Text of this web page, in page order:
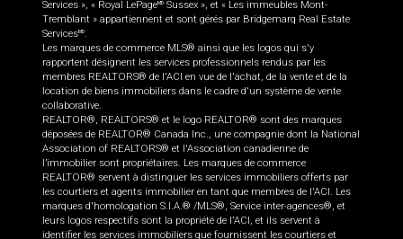
Services », « Royal LePageMD Sussex », et « Les immeubles Mont-
Tremblant » appartiennent et sont gérés par Bridgemarq Real Estate
ServicesMD.
Les marques de commerce MLS® ainsi que les logos qui s'y
rapportent désignent les services professionnels rendus par les
membres REALTORS® de l'ACI en vue de l'achat, de la vente et de la
location de biens immobiliers dans le cadre d'un système de vente
collaborative.
REALTOR®, REALTORS® et le logo REALTOR® sont des marques
déposées de REALTOR® Canada Inc., une compagnie dont la National
Association of REALTORS® et l'Association canadienne de
l’immobilier sont propriétaires. Les marques de commerce
REALTOR® servent à distinguer les services immobiliers offerts par
les courtiers et agents immobilier en tant que membres de l'ACI. Les
marques d'homologation S.I.A.® /MLS®, Service inter-agences®, et
leurs logos respectifs sont la propriété de l'ACI, et ils servent à
identifier les services immobiliers que fournissent les courtiers et